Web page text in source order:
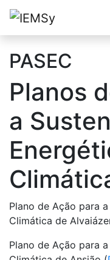
PASEC
Planos
a
Plano de Ação para
Climática de
Plano de Ação para